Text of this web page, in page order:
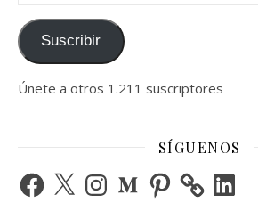
Suscribir
Únete a otros 1.211 suscriptores
SÍGUENOS
Facebook
X InstagramMediumPinterest LinkedIn